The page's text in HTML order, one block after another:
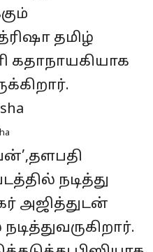
தமிழ்
கதாநாயகியாக
நடித்து
அஜித்துடன்